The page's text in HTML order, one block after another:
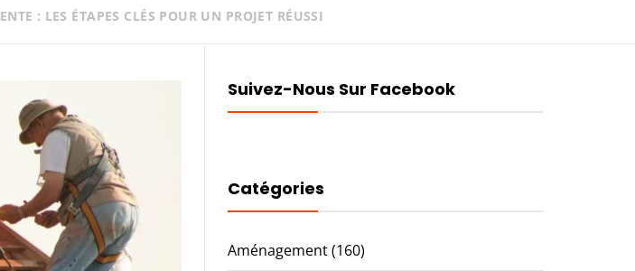
: LES ÉTAPES CLÉS POUR UN PROJET RÉUSSI
Suivez-Nous Sur Facebook
Catégories
Aménagement(160)